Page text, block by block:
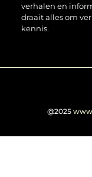
verhalen en
draait alles om
kennis.
@2025